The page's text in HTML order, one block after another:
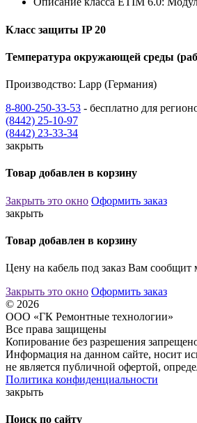
Класс защиты IP 20
Температура окружающей среды
Производство: Lapp (Германия)
8-800-250-33-53 - бесплатно для
(8442) 25-10-97
(8442) 23-33-34
закрыть
Товар добавлен в корзину
Закрыть это окно Оформить заказ
закрыть
Товар добавлен в корзину
Цену на кабель под заказ Вам
Закрыть это окно Оформить заказ
© 2026
ООО «ГК Ремонтные технологии»
Все права защищены
Копирование без разрешения
Информация на данном сайте, носит
не является публичной офертой,
Политика конфиденциальности
закрыть
Поиск по сайту